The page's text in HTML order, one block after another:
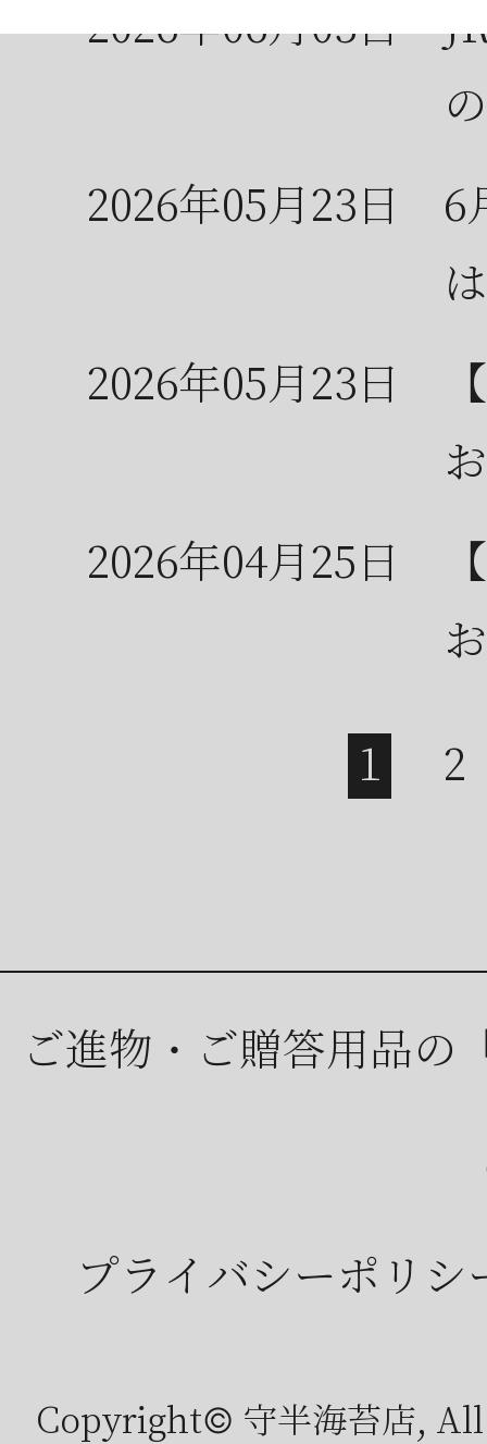
2026年06月03日
2026年05月23日
6
2026年05月23日
2026年04月25日
ご進物・ご贈答用品の
プライバシーポリシ
Copyright© 守半海苔店,